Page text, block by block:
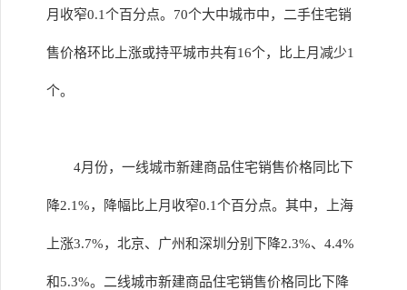
月收窄0.1个百分点。70个大中城市中，二手住宅销
售价格环比上涨或持平城市共有16个，比上月减少1
个。
4月份，一线城市新建商品住宅销售价格同比下
降2.1%，降幅比上月收窄0.1个百分点。其中，上海
上涨3.7%，北京、广州和深圳分别下降2.3%、4.4%
和5.3%。二线城市新建商品住宅销售价格同比下降